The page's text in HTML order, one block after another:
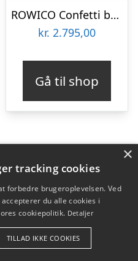
ROWICO Confetti bænk – olieret eg/sort stofhynde, m. 2 skuffer
kr. 2.795,00
Gå til shop
×
tracking cookies
forbedre brugeroplevelsen. Ved
du alle cookies i
cookiepolitik. Detaljer
TILLAD IKKE COOKIES